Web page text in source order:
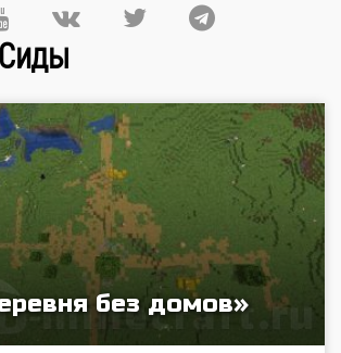
без домов»